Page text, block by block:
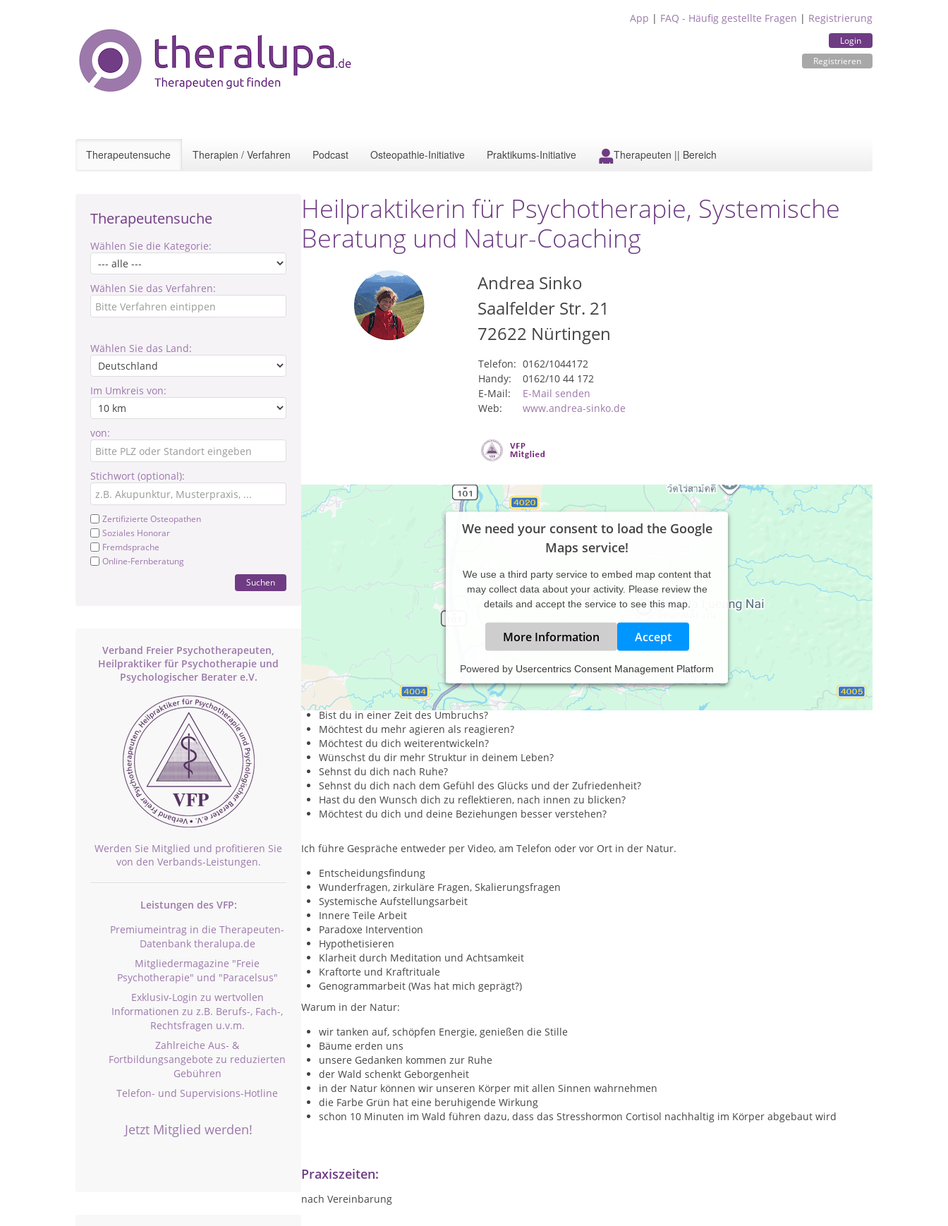
App | FAQ - Häufig gestellte Fragen | Registrierung
Login
Registrieren
Therapeutensuche Therapien / Verfahren Podcast Osteopathie-Initiative Praktikums-Initiative Therapeuten || Bereich
Therapeutensuche
Wählen Sie die Kategorie:
Wählen Sie das Verfahren:
Wählen Sie das Land:
Im Umkreis von:
von:
Stichwort (optional):
Zertifizierte Osteopathen
Soziales Honorar
Fremdsprache
Online-Fernberatung
Suchen
Verband Freier Psychotherapeuten,
Heilpraktiker für Psychotherapie und
Psychologischer Berater e.V.
Werden Sie Mitglied und profitieren Sie
von den Verbands-Leistungen.
Leistungen des VFP:
Premiumeintrag in die Therapeuten-
Datenbank theralupa.de
Mitgliedermagazine "Freie
Psychotherapie" und "Paracelsus"
Exklusiv-Login zu wertvollen
Informationen zu z.B. Berufs-, Fach-,
Rechtsfragen u.v.m.
Zahlreiche Aus- &
Fortbildungsangebote zu reduzierten
Gebühren
Telefon- und Supervisions-Hotline
Jetzt Mitglied werden!
Heilpraktikerin für Psychotherapie, Systemische
Beratung und Natur-Coaching
Andrea Sinko
Saalfelder Str. 21
72622 Nürtingen
Telefon: 0162/1044172
Handy:
0162/10 44 172
E-Mail:
E-Mail senden
Web:
www.andrea-sinko.de
We need your consent to load the Google
Maps service!
We use a third party service to embed map content that
may collect data about your activity. Please review the
details and accept the service to see this map.
More Information Accept
Powered by Usercentrics Consent Management Platform
Einzel- und Paartherapie, Systemische Beratung, Natur-Coaching
Bist du in einer Zeit des Umbruchs?
Möchtest du mehr agieren als reagieren?
Möchtest du dich weiterentwickeln?
Wünschst du dir mehr Struktur in deinem Leben?
Sehnst du dich nach Ruhe?
Sehnst du dich nach dem Gefühl des Glücks und der Zufriedenheit?
Hast du den Wunsch dich zu reflektieren, nach innen zu blicken?
Möchtest du dich und deine Beziehungen besser verstehen?
Ich führe Gespräche entweder per Video, am Telefon oder vor Ort in der Natur.
Entscheidungsfindung
Wunderfragen, zirkuläre Fragen, Skalierungsfragen
Systemische Aufstellungsarbeit
Innere Teile Arbeit
Paradoxe Intervention
Hypothetisieren
Klarheit durch Meditation und Achtsamkeit
Kraftorte und Kraftrituale
Genogrammarbeit (Was hat mich geprägt?)
Warum in der Natur:
wir tanken auf, schöpfen Energie, genießen die Stille
Bäume erden uns
unsere Gedanken kommen zur Ruhe
der Wald schenkt Geborgenheit
in der Natur können wir unseren Körper mit allen Sinnen wahrnehmen
die Farbe Grün hat eine beruhigende Wirkung
schon 10 Minuten im Wald führen dazu, dass das Stresshormon Cortisol nachhaltig im Körper abgebaut wird
Praxiszeiten:
nach Vereinbarung